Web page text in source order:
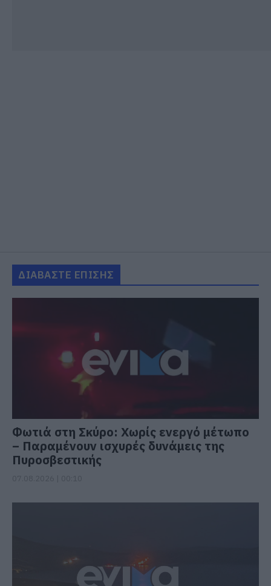
ΔΙΑΒΑΣΤΕ ΕΠΙΣΗΣ
Φωτιά στη Σκύρο: Χωρίς ενεργό μέτωπο
– Παραμένουν ισχυρές δυνάμεις της
Πυροσβεστικής